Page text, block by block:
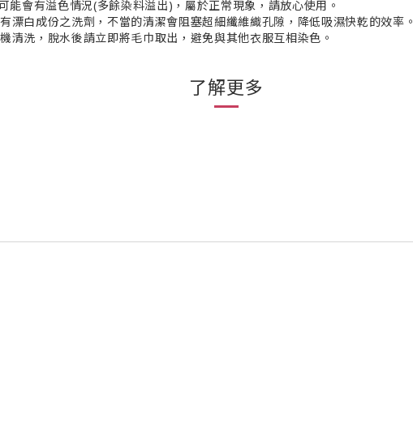
會有溢色情況(多餘染料溢出)，屬於正常現象，請放心使用。
漂白成份之洗劑，不當的清潔會阻塞超細纖維織孔隙，降低吸濕快乾的效率。
清洗，脫水後請立即將毛巾取出，避免與其他衣服互相染色。
了解更多